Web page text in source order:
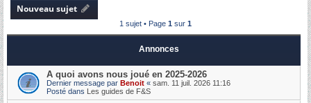
Nouveau sujet
1 sujet • Page 1 sur 1
Annonces
A quoi avons nous joué en 2025-2026
Dernier message par Benoit « sam. 11 juil. 2026 11:16
Posté dans Les guides de F&S